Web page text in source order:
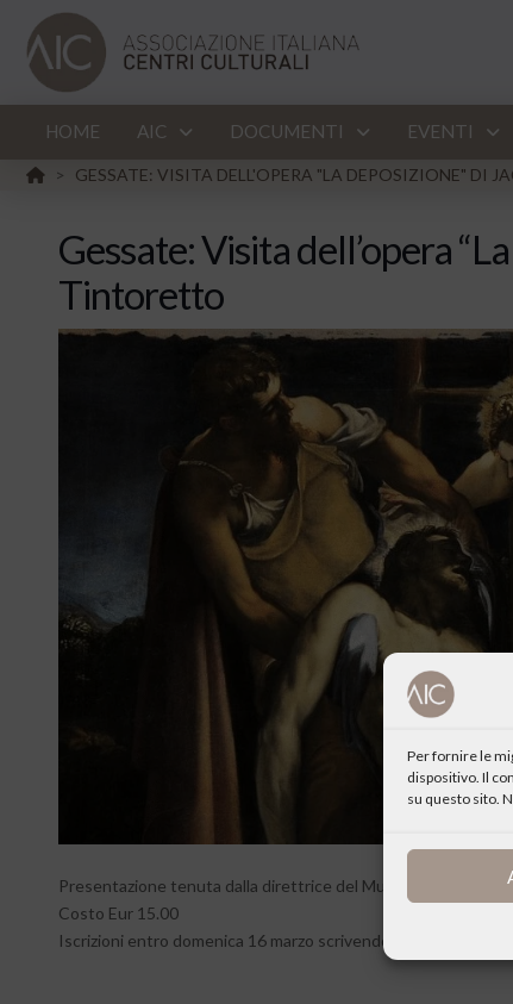
Per fornire le
dispositivo. Il
su questo sito.
HOME AIC DOCUMENTI EVENTI
HOME
> GESSATE: VISITA DELL'OPERA "LA DEPOSIZIONE" DI
Gessate: Visita dell’opera
Tintoretto
Presentazione tenuta dalla direttrice del Museo Diocesano
Costo Eur 15.00
Iscrizioni entro domenica 16 marzo scrivendo a